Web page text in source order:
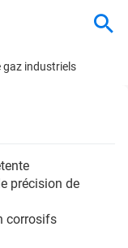
gaz industriels
précision de
corrosifs